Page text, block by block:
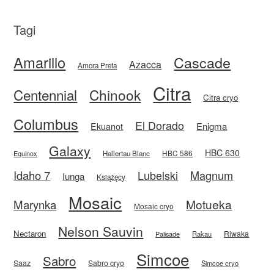
Tagi
Amarillo Amora Preta Azacca Cascade
Centennial Chinook Citra Citra cryo
Columbus Ekuanot El Dorado Enigma
Equinox Galaxy Hallertau Blanc HBC 586 HBC 630
Idaho 7 Iunga Książęcy Lubelski
Magnum
Marynka
Mosaic Mosaic cryo Motueka
Nectaron Nelson Sauvin Palisade Rakau Riwaka
Saaz Sabro Sabro cryo Simcoe Simcoe cryo